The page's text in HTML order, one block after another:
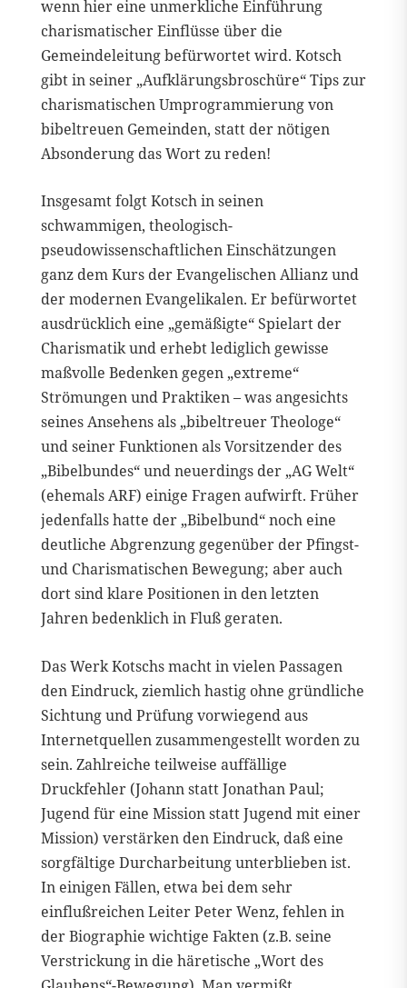
wenn hier eine unmerkliche Einführung
charismatischer Einflüsse über die
Gemeindeleitung befürwortet wird. Kotsch
gibt in seiner „Aufklärungsbroschüre“ Tips zur
charismatischen Umprogrammierung von
bibeltreuen Gemeinden, statt der nötigen
Absonderung das Wort zu reden!
Insgesamt folgt Kotsch in seinen
schwammigen, theologisch-
pseudowissenschaftlichen Einschätzungen
ganz dem Kurs der Evangelischen Allianz und
der modernen Evangelikalen. Er befürwortet
ausdrücklich eine „gemäßigte“ Spielart der
Charismatik und erhebt lediglich gewisse
maßvolle Bedenken gegen „extreme“
Strömungen und Praktiken – was angesichts
seines Ansehens als „bibeltreuer Theologe“
und seiner Funktionen als Vorsitzender des
„Bibelbundes“ und neuerdings der „AG Welt“
(ehemals ARF) einige Fragen aufwirft. Früher
jedenfalls hatte der „Bibelbund“ noch eine
deutliche Abgrenzung gegenüber der Pfingst-
und Charismatischen Bewegung; aber auch
dort sind klare Positionen in den letzten
Jahren bedenklich in Fluß geraten.
Das Werk Kotschs macht in vielen Passagen
den Eindruck, ziemlich hastig ohne gründliche
Sichtung und Prüfung vorwiegend aus
Internetquellen zusammengestellt worden zu
sein. Zahlreiche teilweise auffällige
Druckfehler (Johann statt Jonathan Paul;
Jugend für eine Mission statt Jugend mit einer
Mission) verstärken den Eindruck, daß eine
sorgfältige Durcharbeitung unterblieben ist.
In einigen Fällen, etwa bei dem sehr
einflußreichen Leiter Peter Wenz, fehlen in
der Biographie wichtige Fakten (z.B. seine
Verstrickung in die häretische „Wort des